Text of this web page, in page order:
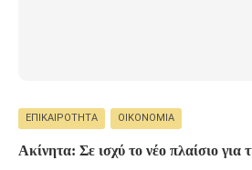
ΕΠΙΚΑΙΡΌΤΗΤΑ ΟΙΚΟΝΟΜΊΑ
Ακίνητα: Σε ισχύ το νέο πλαίσιο για